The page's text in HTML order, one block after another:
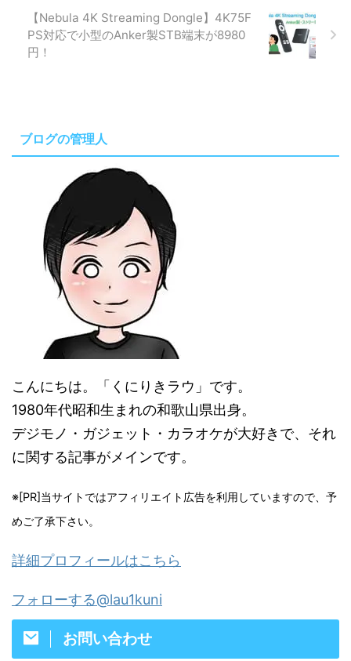
【Nebula 4K Streaming Dongle】4K75F
PS対応で小型のAnker製STB端末が8980
円！
ブログの管理人
こんにちは。「くにりきラウ」です。
1980年代昭和生まれの和歌山県出身。
デジモノ・ガジェット・カラオケが大好きで、それ
に関する記事がメインです。
※[PR]当サイトではアフィリエイト広告を利用していますので、予
めご了承下さい。
詳細プロフィールはこちら
フォローする@lau1kuni
お問い合わせ